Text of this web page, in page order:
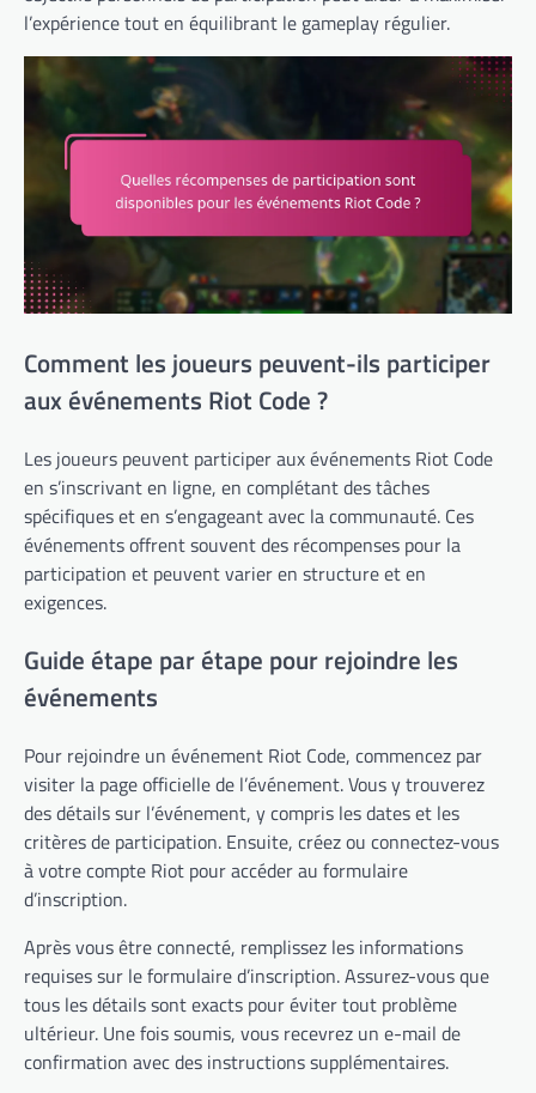
l’expérience tout en équilibrant le gameplay régulier.
Comment les joueurs peuvent-ils participer
aux événements Riot Code ?
Les joueurs peuvent participer aux événements Riot Code
en s’inscrivant en ligne, en complétant des tâches
spécifiques et en s’engageant avec la communauté. Ces
événements offrent souvent des récompenses pour la
participation et peuvent varier en structure et en
exigences.
Guide étape par étape pour rejoindre les
événements
Pour rejoindre un événement Riot Code, commencez par
visiter la page officielle de l’événement. Vous y trouverez
des détails sur l’événement, y compris les dates et les
critères de participation. Ensuite, créez ou connectez-vous
à votre compte Riot pour accéder au formulaire
d’inscription.
Après vous être connecté, remplissez les informations
requises sur le formulaire d’inscription. Assurez-vous que
tous les détails sont exacts pour éviter tout problème
ultérieur. Une fois soumis, vous recevrez un e-mail de
confirmation avec des instructions supplémentaires.